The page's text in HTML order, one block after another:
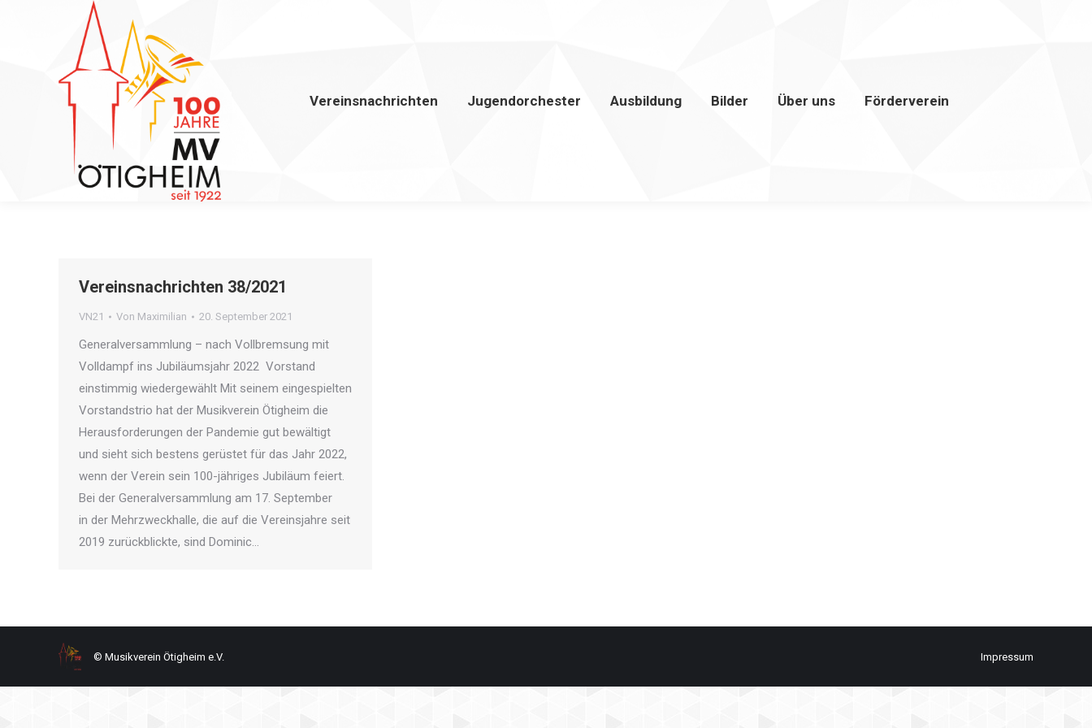
Vereinsnachrichten Jugendorchester Ausbildung Bilder Über uns Förderverein
Vereinsnachrichten 38/2021
VN21 Von Maximilian 20. September 2021
Generalversammlung – nach Vollbremsung mit
Volldampf ins Jubiläumsjahr 2022 Vorstand
einstimmig wiedergewählt Mit seinem eingespielten
Vorstandstrio hat der Musikverein Ötigheim die
Herausforderungen der Pandemie gut bewältigt
und sieht sich bestens gerüstet für das Jahr 2022,
wenn der Verein sein 100-jähriges Jubiläum feiert.
Bei der Generalversammlung am 17. September
in der Mehrzweckhalle, die auf die Vereinsjahre seit
2019 zurückblickte, sind Dominic…
© Musikverein Ötigheim e.V. Impressum